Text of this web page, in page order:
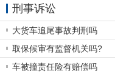
刑事诉讼
大货车追尾事故判刑吗
取保候审有监督机关吗?
车被撞责任险有赔偿吗